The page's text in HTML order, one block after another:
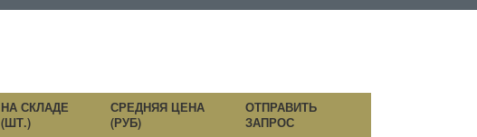
НА СКЛАДЕ
(ШТ.)
СРЕДНЯЯ ЦЕНА
(РУБ)
ОТПРАВИТЬ
ЗАПРОС